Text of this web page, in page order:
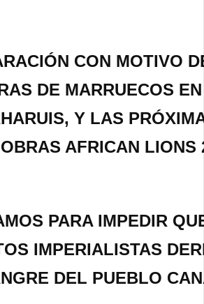
CON MOTIVO
DE MARRUECOS
Y LAS
AFRICAN LIONS
PARA IMPEDIR
IMPERIALISTAS
DEL PUEBLO